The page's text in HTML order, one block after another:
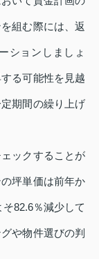
組む際には、返
ションしましょ
る可能性を見越
期間の繰り上げ
ックすることが
坪単価は前年か
82.6％減少して
や物件選びの判